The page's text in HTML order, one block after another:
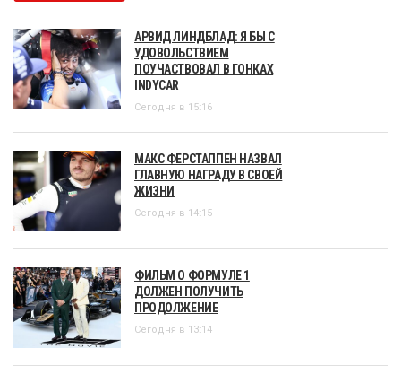
АРВИД ЛИНДБЛАД: Я БЫ С
УДОВОЛЬСТВИЕМ
ПОУЧАСТВОВАЛ В ГОНКАХ
INDYCAR
Сегодня в 15:16
МАКС ФЕРСТАППЕН НАЗВАЛ
ГЛАВНУЮ НАГРАДУ В СВОЕЙ
ЖИЗНИ
Сегодня в 14:15
ФИЛЬМ О ФОРМУЛЕ 1
ДОЛЖЕН ПОЛУЧИТЬ
ПРОДОЛЖЕНИЕ
Сегодня в 13:14